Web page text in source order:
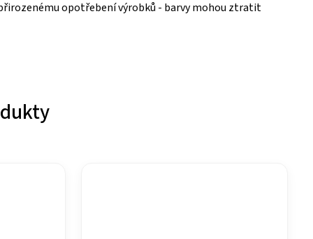
opotřebení výrobků - barvy mohou ztratit